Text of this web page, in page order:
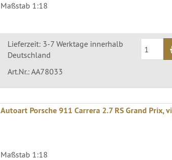
Maßstab 1:18
Lieferzeit: 3-7 Werktage innerhalb
Deutschland
Art.Nr.: AA78033
Autoart Porsche 911 Carrera 2.7 RS Grand Prix,
Maßstab 1:18